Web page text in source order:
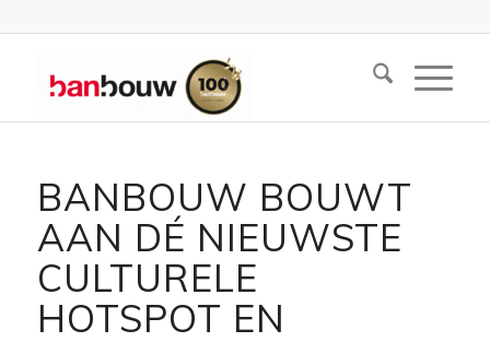
BANBOUW BOUWT
AAN DÉ NIEUWSTE
CULTURELE
HOTSPOT EN